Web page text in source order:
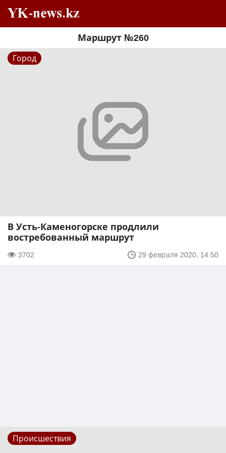
Маршрут №260
Город
В Усть-Каменогорске продлили
востребованный маршрут
3702 29 февраля 2020, 14:50
Происшествия